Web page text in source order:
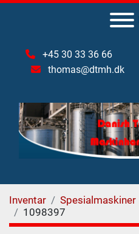
+45 30 33 36 66
thomas@dtmh.dk
Inventar Spesialmaskiner
1098397